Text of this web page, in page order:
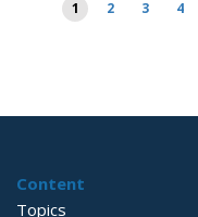
för
1 2 3 4
Content
Topics